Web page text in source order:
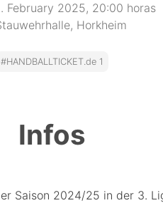
February 2025, 20:00 horas
Horkheim
#HANDBALLTICKET.de 1
Infos
Saison 2024/25 in der 3.